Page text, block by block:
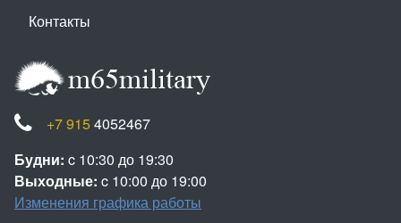
Контакты
+7 915 4052467
Будни: c 10:30 до 19:30
Выходные: c 10:00 до 19:00
Изменения графика работы